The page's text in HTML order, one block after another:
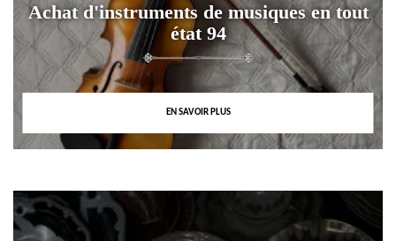
Achat d'instruments de musiques en tout
état 94
EN SAVOIR PLUS